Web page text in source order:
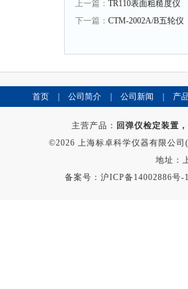
上一篇： TR110表面粗糙度仪
下一篇： CTM-2002A/B五轮仪
首页 公司简介 公司新闻 产
主营产品： 回弹仪检定装置
©2026 上海标卓科学仪器有限公
地址：
备案号：沪ICP备14002886号-